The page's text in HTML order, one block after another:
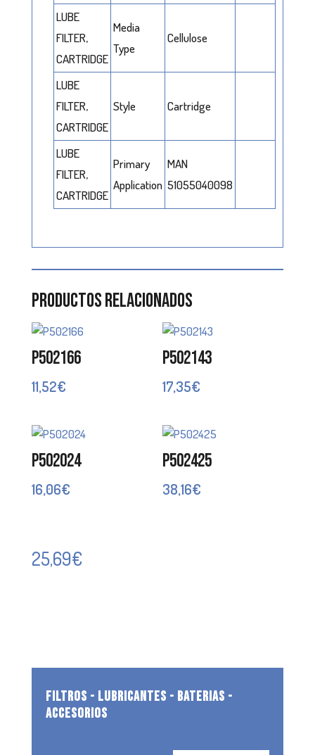
LUBE
FILTER,
CARTRIDGE
Media
Type
Cellulose
LUBE
FILTER,
CARTRIDGE
Style Cartridge
LUBE
FILTER,
CARTRIDGE
Primary
Application
MAN
51055040098
Productos relacionados
P502166
11,52€
P502143
17,35€
P502024
16,06€
P502425
38,16€
25,69€
FILTROS - LUBRICANTES - BATERIAS -
ACCESORIOS